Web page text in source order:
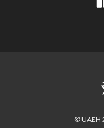
© UAEH